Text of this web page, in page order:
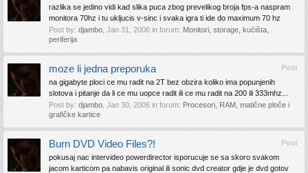
razlika se jedino vidi kad slika puca zbog prevelikog broja fps-a naspram
monitora 70hz i tu ukljucis v-sinc i svaka igra ti ide do maximum 70 hz
Post by: djambo Jan 31, 2006 in forum: Monitori, storage, kućišta,
periferija
Post
moze li jedna preporuka
na gigabyte ploci ce mu radit na 2T bez obzira koliko ima popunjenih
slotova i pitanje da li ce mu uopce radit ili ce mu radit na 200 ili 333mhz...
Post by: djambo Jan 30, 2006 in forum: Procesori, RAM, matične ploče i
grafičke kartice
Post
Burn DVD Video Files?!
pokusaj nac intervideo powerdirector isporucuje se sa skoro svakom
jacom karticom pa nabavis original ili sonic dvd creator gdje je dvd gotov